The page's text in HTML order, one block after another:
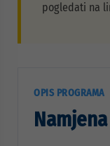
pogledati na
OPIS PROGRAMA